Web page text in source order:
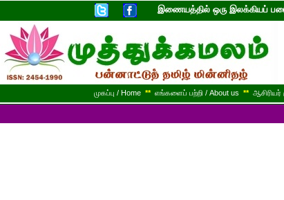
இணையத்தில் ஒரு இலக்கியப்
முகப்பு / Home ** எங்களைப் பற்றி / About us ** ஆசிரியர்